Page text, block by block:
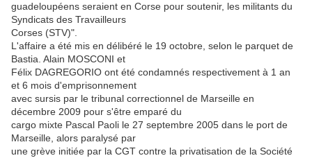
guadeloupéens seraient en Corse pour soutenir, les militants du
Syndicats des Travailleurs
Corses (STV)".
L'affaire a été mis en délibéré le 19 octobre, selon le parquet de
Bastia. Alain MOSCONI et
Félix DAGREGORIO ont été condamnés respectivement à 1 an
et 6 mois d'emprisonnement
avec sursis par le tribunal correctionnel de Marseille en
décembre 2009 pour s'être emparé du
cargo mixte Pascal Paoli le 27 septembre 2005 dans le port de
Marseille, alors paralysé par
une grève initiée par la CGT contre la privatisation de la Société